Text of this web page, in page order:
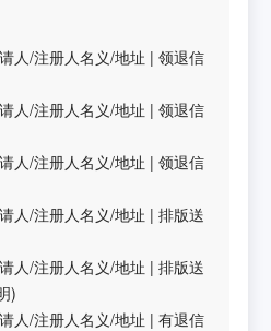
人/注册人名义/地址 |领退信
人/注册人名义/地址 |领退信
人/注册人名义/地址 |领退信
人/注册人名义/地址 |排版送
人/注册人名义/地址 |排版送
)
人/注册人名义/地址 |有退信